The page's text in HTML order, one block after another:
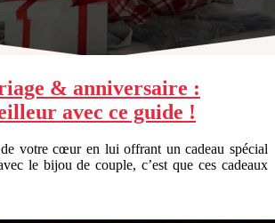
& anniversaire :
avec ce guide !
votre cœur en lui offrant un cadeau spécial
le bijou de couple, c’est que ces cadeaux